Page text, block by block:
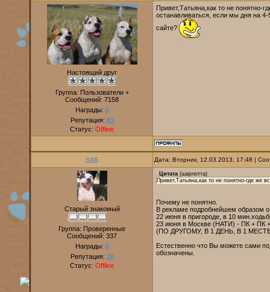
Настоящий друг
Группа: Пользователи +
Сообщений: 7158
Награды: 0
Репутация: 83
Статус: Offline
Привет,Татьяна,как то не понятно-
останавливаться, если мы дня на
сайте?
SAS Дата: Вторник, 12.03.2013, 17:48 |
Старый знакомый
Группа: Проверенные
Сообщений: 337
Награды: 0
Репутация: 20
Статус: Offline
Цитата (шарлотта)
Привет,Татьяна,как то не понятно-где же
Почему не понятно.
В рекламе подробнейшем образом
22 июня в пригороде, в 10
23 июня в Москве (НАТИ) - ПК + ПК
(ПО ДРУГОМУ, В 1 ДЕНЬ, В 1
Естественно что Вы можете сами
обозначены.